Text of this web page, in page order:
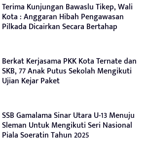
Terima Kunjungan Bawaslu Tikep, Wali
Kota : Anggaran Hibah Pengawasan
Pilkada Dicairkan Secara Bertahap
Berkat Kerjasama PKK Kota Ternate dan
SKB, 77 Anak Putus Sekolah Mengikuti
Ujian Kejar Paket
SSB Gamalama Sinar Utara U-13 Menuju
Sleman Untuk Mengikuti Seri Nasional
Piala Soeratin Tahun 2025